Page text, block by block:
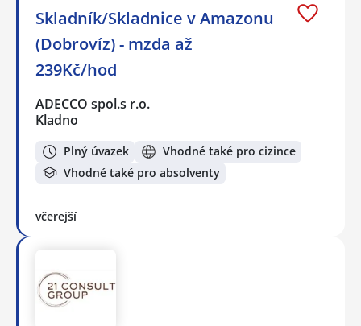
Skladník/Skladnice v Amazonu
(Dobrovíz) - mzda až
239Kč/hod
ADECCO spol.s r.o.
Kladno
Plný úvazek
Vhodné také pro cizince
Vhodné také pro absolventy
včerejší